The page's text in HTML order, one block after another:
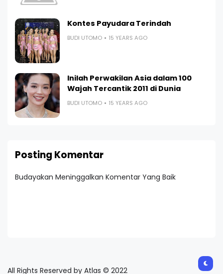
Kontes Payudara Terindah
BUDI UTOMO 15 YEARS AGO
Inilah Perwakilan Asia dalam 100
Wajah Tercantik 2011 di Dunia
BUDI UTOMO 15 YEARS AGO
Posting Komentar
Budayakan Meninggalkan Komentar Yang Baik
All Rights Reserved by Atlas © 2022